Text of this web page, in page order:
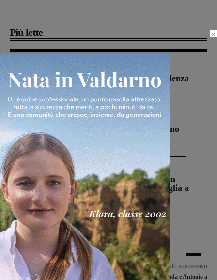
Più lette
Figline Incisa Valdarno
Piscina di Figline finanziata oltre la scadenza
Pnrr, il gruppo di Fratelli d’Italia: “Un
ringraziamento al Governo”
Cronaca 4 Agosto 2026
Un anno fa la strage in A1 in cui morirono
Gianni, Giulia e Franco. Lo schianto, il
processo, lo stop ai sorpassi fra tir....
Cronaca 3 Agosto 2026
Scomparso da una struttura di Castiglion
Fiorentino l’uomo che aveva ucciso la figlia a
Levane nel 2020
Articolo precedente
VII° Motoraduno de Le Manette del
Articolo successivo
La vita insieme di Linda e Antonio a
×